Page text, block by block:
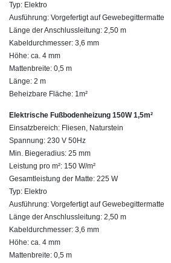
Typ: Elektro
Ausführung: Vorgefertigt auf Gewebegittermatte
Länge der Anschlussleitung: 2,50 m
Kabeldurchmesser: 3,6 mm
Höhe: ca. 4 mm
Mattenbreite: 0,5 m
Länge: 2 m
Beheizbare Fläche: 1m²
Elektrische Fußbodenheizung 150W 1,5m²
Einsatzbereich: Fliesen, Naturstein
Spannung: 230 V 50Hz
Min. Biegeradius: 25 mm
Leistung pro m²: 150 W/m²
Gesamtleistung der Matte: 225 W
Typ: Elektro
Ausführung: Vorgefertigt auf Gewebegittermatte
Länge der Anschlussleitung: 2,50 m
Kabeldurchmesser: 3,6 mm
Höhe: ca. 4 mm
Mattenbreite: 0,5 m